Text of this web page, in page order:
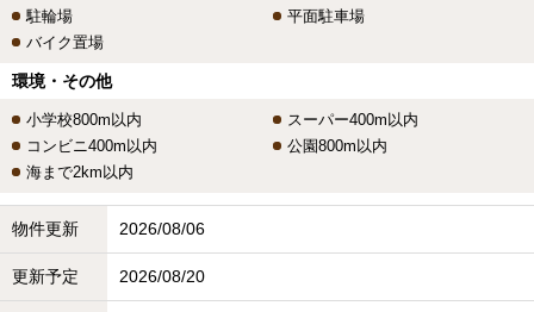
駐輪場
平面駐車場
バイク置場
環境・その他
小学校800m以内
スーパー400m以内
コンビニ400m以内
公園800m以内
海まで2km以内
物件更新 2026/08/06
更新予定 2026/08/20